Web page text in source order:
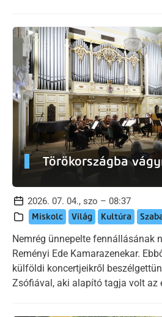
Törökországba
2026. 07. 04., szo – 08:37
Miskolc Világ Kultúra
Nemrég ünnepelte fennállásának
Reményi Ede Kamarazenekar.
külföldi koncertjeikről
Zsófiával, aki alapító tagja volt az